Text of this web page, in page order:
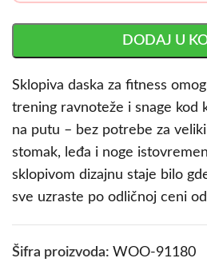
DODAJ U
Sklopiva daska za fitness
trening ravnoteže i snage kod
na putu – bez potrebe za
stomak, leđa i noge
sklopivom dizajnu staje bilo
sve uzraste po odličnoj ceni
Šifra proizvoda: WOO-91180